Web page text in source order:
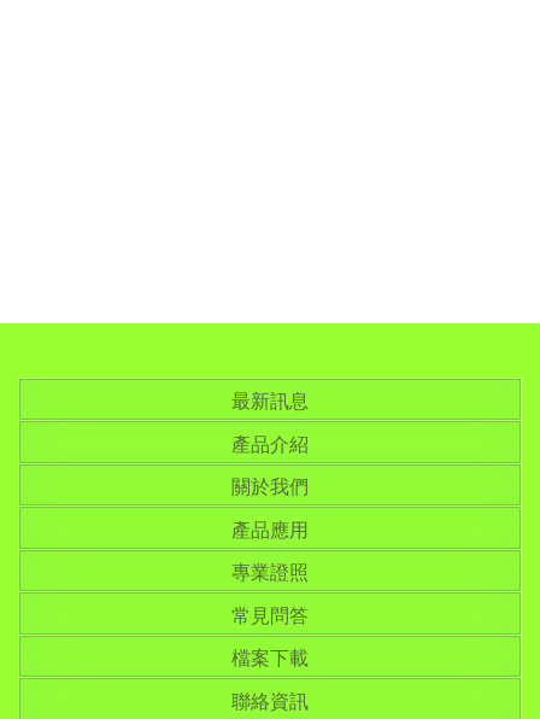
最新訊息
產品介紹
關於我們
產品應用
專業證照
常見問答
檔案下載
聯絡資訊